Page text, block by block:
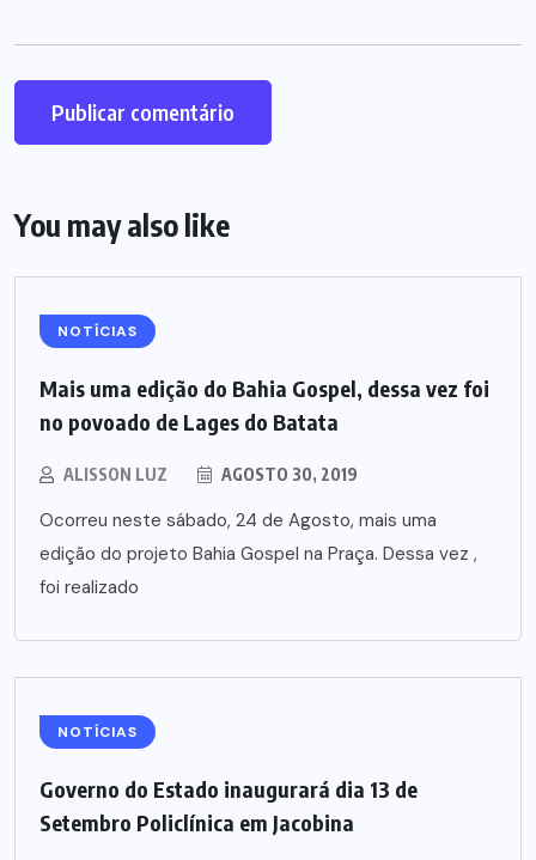
You may also like
NOTÍCIAS
Mais uma edição do Bahia Gospel, dessa vez foi
no povoado de Lages do Batata
ALISSON LUZ AGOSTO 30, 2019
Ocorreu neste sábado, 24 de Agosto, mais uma
edição do projeto Bahia Gospel na Praça. Dessa vez ,
foi realizado
NOTÍCIAS
Governo do Estado inaugurará dia 13 de
Setembro Policlínica em Jacobina